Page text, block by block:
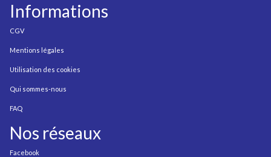
Informations
CGV
Mentions légales
Utilisation des cookies
Qui sommes-nous
FAQ
Nos réseaux
Facebook